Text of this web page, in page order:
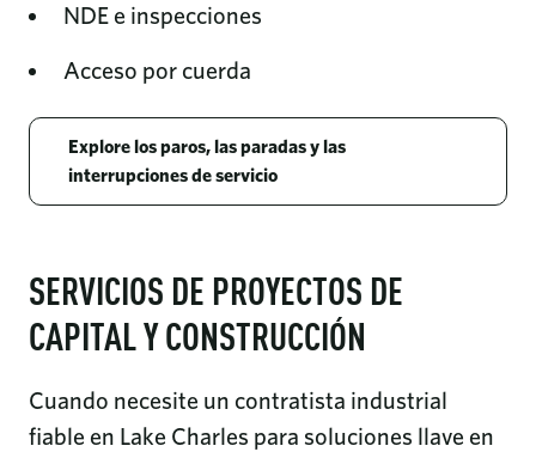
NDE e inspecciones
Acceso por cuerda
Explore los paros, las paradas y las
interrupciones de servicio
SERVICIOS DE PROYECTOS DE
CAPITAL Y CONSTRUCCIÓN
Cuando necesite un contratista industrial
fiable en Lake Charles para soluciones llave en